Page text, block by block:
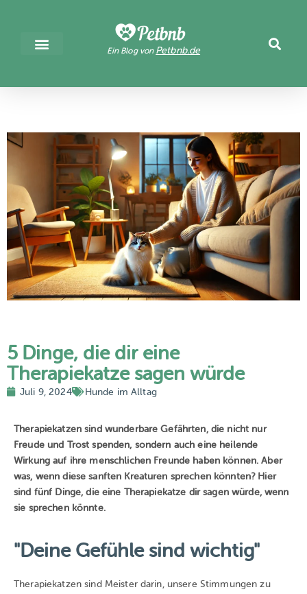
Ein Blog von Petbnb.de
5 Dinge, die dir eine
Therapiekatze sagen würde
Juli 9, 2024 Hunde im Alltag
Therapiekatzen sind wunderbare Gefährten, die nicht nur
Freude und Trost spenden, sondern auch eine heilende
Wirkung auf ihre menschlichen Freunde haben können. Aber
was, wenn diese sanften Kreaturen sprechen könnten? Hier
sind fünf Dinge, die eine Therapiekatze dir sagen würde, wenn
sie sprechen könnte.
"Deine Gefühle sind wichtig"
Therapiekatzen sind Meister darin, unsere Stimmungen zu